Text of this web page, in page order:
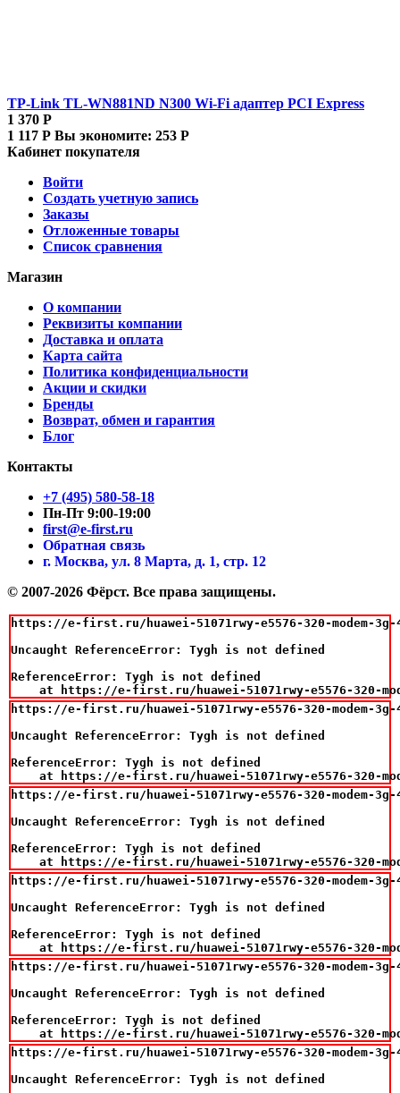
TP-Link TL-WN881ND N300 Wi-Fi адаптер PCI Express
1 370 Р
1 117 Р Вы экономите: 253 Р
Кабинет покупателя
Войти
Создать учетную запись
Заказы
Отложенные товары
Список сравнения
Магазин
О компании
Реквизиты компании
Доставка и оплата
Карта сайта
Политика конфиденциальности
Акции и скидки
Бренды
Возврат, обмен и гарантия
Блог
Контакты
+7 (495) 580-58-18
Пн-Пт 9:00-19:00
first@e-first.ru
Обратная связь
г. Москва, ул. 8 Марта, д. 1, стр. 12
© 2007-2026 Фёрст. Все права защищены.
https://e-first.ru/huawei-51071rwy-e5576-320-modem-
Uncaught ReferenceError: Tygh is not defined
ReferenceError: Tygh is not defined
at https://e-first.ru/huawei-51071rwy-e5576-320-
https://e-first.ru/huawei-51071rwy-e5576-320-modem-
Uncaught ReferenceError: Tygh is not defined
ReferenceError: Tygh is not defined
at https://e-first.ru/huawei-51071rwy-e5576-320-
https://e-first.ru/huawei-51071rwy-e5576-320-modem-
Uncaught ReferenceError: Tygh is not defined
ReferenceError: Tygh is not defined
at https://e-first.ru/huawei-51071rwy-e5576-320-
https://e-first.ru/huawei-51071rwy-e5576-320-modem-
Uncaught ReferenceError: Tygh is not defined
ReferenceError: Tygh is not defined
at https://e-first.ru/huawei-51071rwy-e5576-320-
https://e-first.ru/huawei-51071rwy-e5576-320-modem-
Uncaught ReferenceError: Tygh is not defined
ReferenceError: Tygh is not defined
at https://e-first.ru/huawei-51071rwy-e5576-320-
https://e-first.ru/huawei-51071rwy-e5576-320-modem-
Uncaught ReferenceError: Tygh is not defined